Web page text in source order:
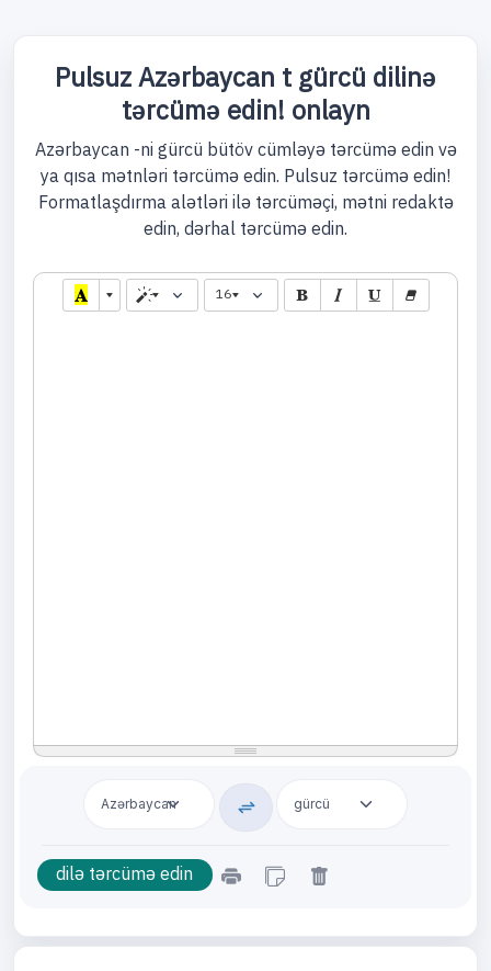
Pulsuz Azərbaycan t gürcü dilinə
tərcümə edin! onlayn
Azərbaycan -ni gürcü bütöv cümləyə tərcümə edin və
ya qısa mətnləri tərcümə edin. Pulsuz tərcümə edin!
Formatlaşdırma alətləri ilə tərcüməçi, mətni redaktə
edin, dərhal tərcümə edin.
16